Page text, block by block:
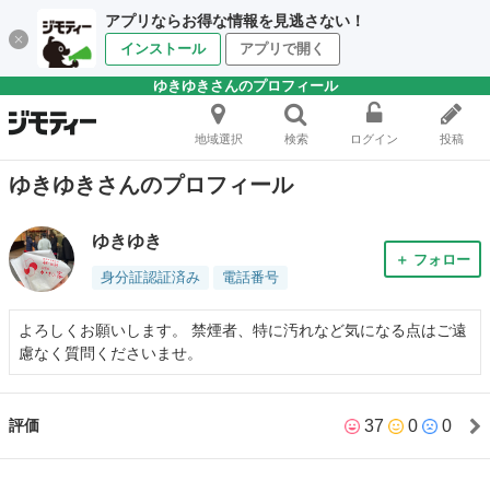
アプリならお得な情報を見逃さない！
インストール アプリで開く
ゆきゆきさんのプロフィール
地域選択 検索 ログイン 投稿
ゆきゆきさんのプロフィール
ゆきゆき
身分証認証済み 電話番号
＋ フォロー
よろしくお願いします。 禁煙者、特に汚れなど気になる点はご遠
慮なく質問くださいませ。
評価 37 0 0